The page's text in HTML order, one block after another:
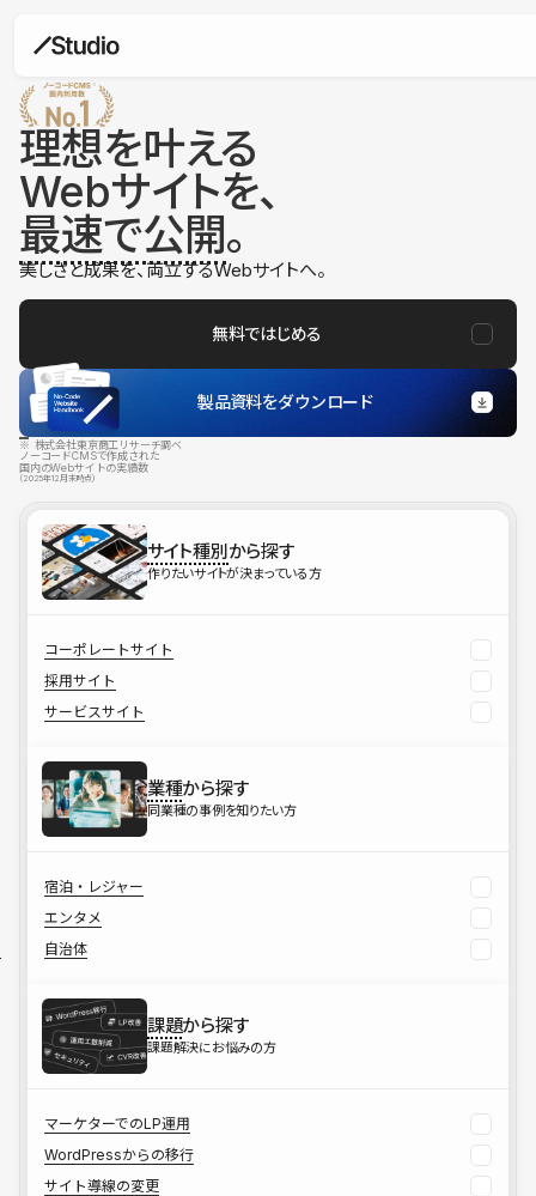
理想を叶える
Webサイトを、
最速で公開。
美しさと成果を、両立するWebサイトへ。
無料ではじめる
製品資料をダウンロード
※ 株式会社東京商工リサーチ調べ
ノーコードCMSで作成された
国内のWebサイトの実績数
（2025年12月末時点）
サイト種別から探す
作りたいサイトが決まっている方
コーポレートサイト
採用サイト
サービスサイト
業種から探す
同業種の事例を知りたい方
宿泊・レジャー
エンタメ
自治体
課題から探す
課題解決にお悩みの方
マーケターでのLP運用
WordPressからの移行
サイト導線の変更